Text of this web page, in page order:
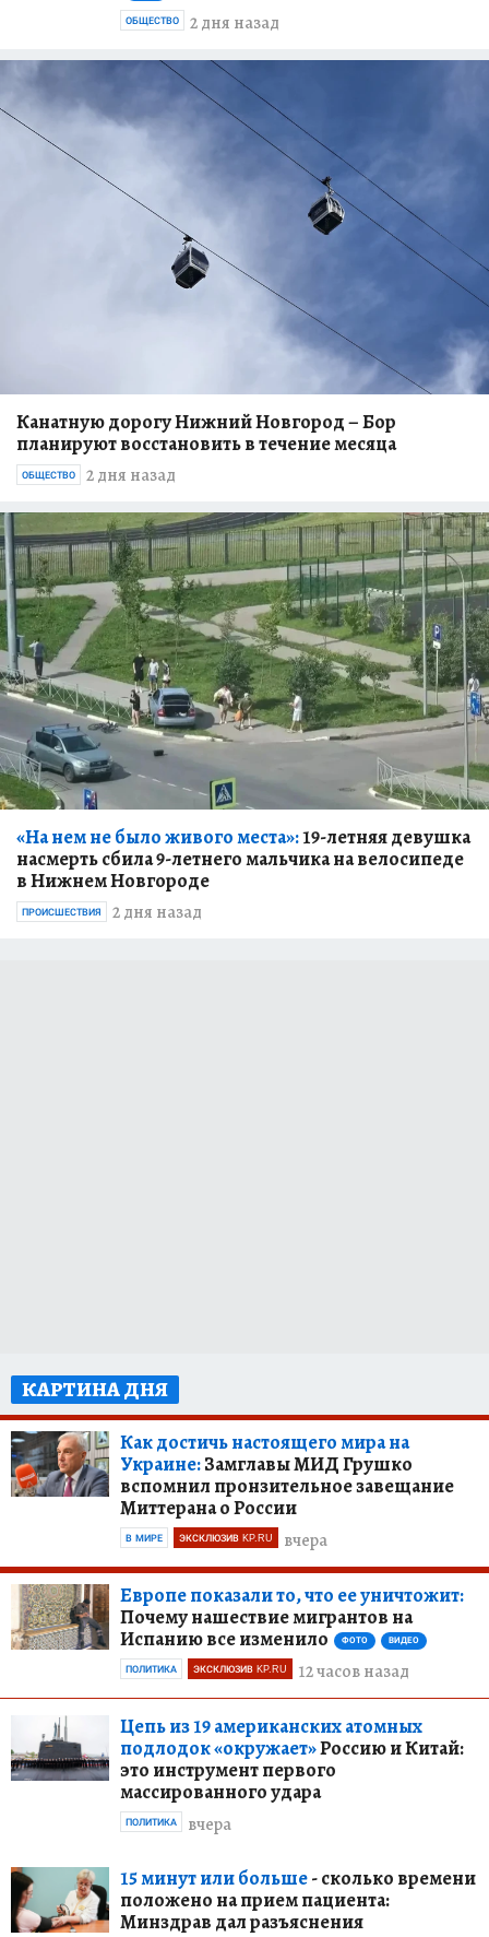
2 дня назад
ОБЩЕСТВО
Канатную дорогу Нижний Новгород – Бор
планируют восстановить в течение месяца
2 дня назад
ОБЩЕСТВО
«На нем не было живого места»:19-летняя девушка
насмерть сбила 9-летнего мальчика на велосипеде
в Нижнем Новгороде
2 дня назад
ПРОИСШЕСТВИЯ
КАРТИНА ДНЯ
Как достичь настоящего мира на
Украине:Замглавы МИД Грушко
вспомнил пронзительное завещание
Миттерана о России
вчера
В МИРЕ ЭКСКЛЮЗИВ KP.RU
Европе показали то, что ее уничтожит:
Почему нашествие мигрантов на
Испанию все изменило
ФОТО ВИДЕО
12 часов назад
ПОЛИТИКА ЭКСКЛЮЗИВ KP.RU
Цепь из 19 американских атомных
подлодок «окружает»Россию и Китай:
это инструмент первого
массированного удара
вчера
ПОЛИТИКА
15 минут или больше- сколько времени
положено на прием пациента:
Минздрав дал разъяснения